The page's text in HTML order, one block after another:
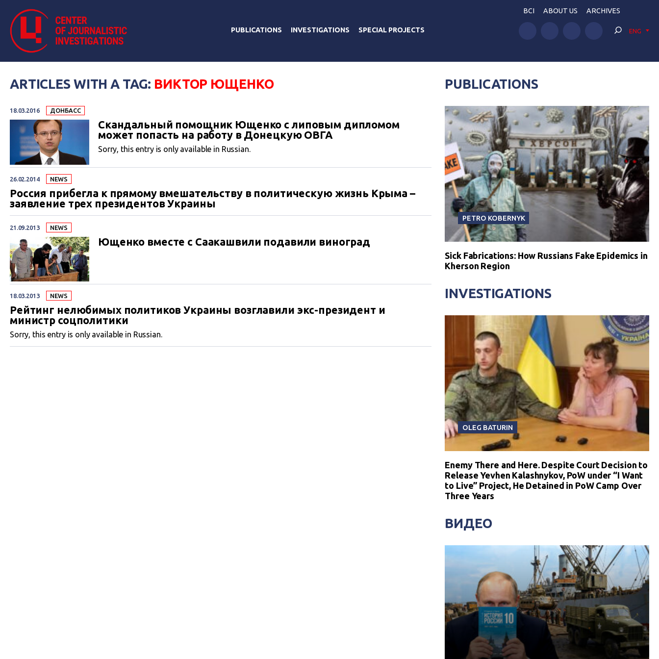
PUBLICATIONS INVESTIGATIONS SPECIAL PROJECTS
BCI ABOUT US ARCHIVES
ENG
ARTICLES WITH A TAG: ВИКТОР ЮЩЕНКО
18.03.2016 ДОНБАСС
Скандальный помощник Ющенко с липовым дипломом
может попасть на работу в Донецкую ОВГА
Sorry, this entry is only available in Russian.
26.02.2014 NEWS
Россия прибегла к прямому вмешательству в политическую жизнь Крыма –
заявление трех президентов Украины
21.09.2013 NEWS
Ющенко вместе с Саакашвили подавили виноград
18.03.2013 NEWS
Рейтинг нелюбимых политиков Украины возглавили экс-президент и
министр соцполитики
Sorry, this entry is only available in Russian.
PUBLICATIONS
PETRO KOBERNYK
Sick Fabrications: How Russians Fake Epidemics in
Kherson Region
INVESTIGATIONS
OLEG BATURIN
Enemy There and Here. Despite Court Decision to
Release Yevhen Kalashnykov, PoW under “I Want
to Live” Project, He Detained in PoW Camp Over
Three Years
ВИДЕО